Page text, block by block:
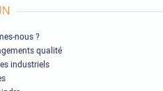
nous ?
qualité
industriels